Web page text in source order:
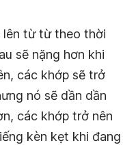
lên từ từ theo thời
sẽ nặng hơn khi
các khớp sẽ trở
nó sẽ dần dần
các khớp trở nên
kèn kẹt khi đang